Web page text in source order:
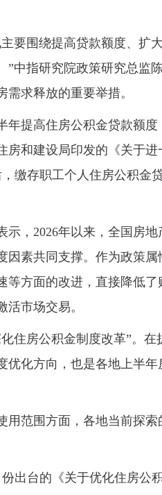
围绕提高贷款额度、扩
中指研究院政策研究总监
求释放的重要举措。
提高住房公积金贷款额度
房和建设局印发的《关于
缴存职工个人住房公积金
，2026年以来，全国房地
素共同支撑。作为政策
方面的改进，直接降低
市场交易。
房公积金制度改革”。在
优化方向，也是各地上半
范围方面，各地当前探索
台的《关于优化住房公积